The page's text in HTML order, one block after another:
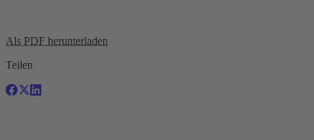
Als PDF herunterladen
Teilen